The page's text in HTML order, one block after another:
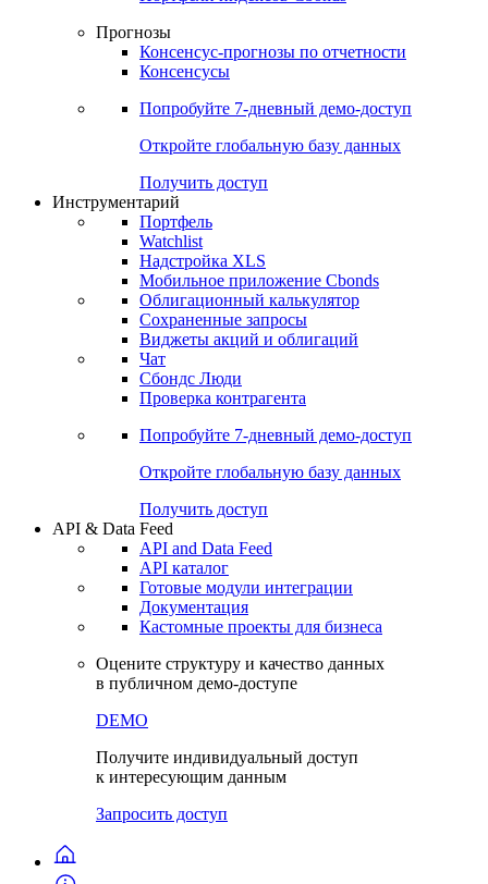
Виджет:
Портфели индексов Cbonds
Прогнозы
Консенсус-прогнозы по отчетности
Консенсусы
Попробуйте7-дневный
Откройте глобальную базу данных
Получить доступ
Инструментарий
Портфель
Watchlist
Надстройка XLS
Мобильное приложение Cbonds
Облигационный калькулятор
Сохраненные запросы
Виджеты акций и облигаций
Чат
Сбондс Люди
Проверка контрагента
Попробуйте7-дневный
Откройте глобальную базу данных
Получить доступ
API & Data Feed
API and Data Feed
API каталог
Документация
Кастомные проекты для бизнеса
Оцените структуру и качество данных
в публичном демо-доступе
DEMO
Получите индивидуальный доступ